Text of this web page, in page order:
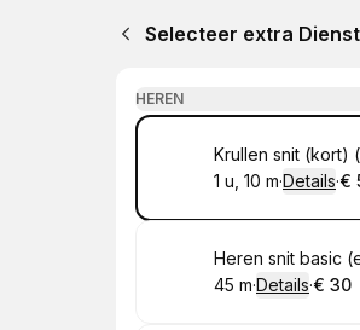
Selecteer extra
HEREN
Boek
Krullen snit (kort)
. Duur:
1 u, 10 m·Details·
.
€
Boek
Heren snit basic
.Duur:
45 m·Details·
.Prijs:
€ 30